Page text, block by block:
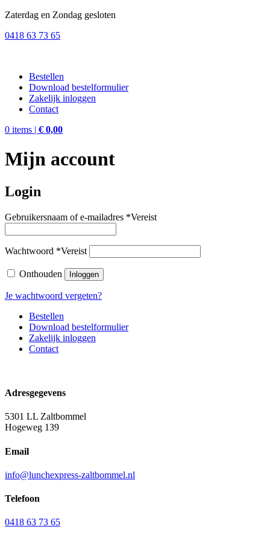
Zaterdag en Zondag gesloten
0418 63 73 65
Bestellen
Download bestelformulier
Zakelijk inloggen
Contact
0 items | € 0,00
Mijn account
Login
Gebruikersnaam of e-mailadres *Vereist
Wachtwoord *Vereist
Onthouden Inloggen
Je wachtwoord vergeten?
Bestellen
Download bestelformulier
Zakelijk inloggen
Contact
Adresgegevens
5301 LL Zaltbommel
Hogeweg 139
Email
info@lunchexpress-zaltbommel.nl
Telefoon
0418 63 73 65